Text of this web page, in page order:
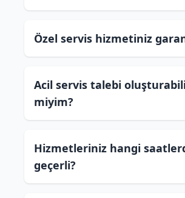
Özel servis hizmetiniz
Acil servis talebi
miyim?
Hizmetleriniz hangi
geçerli?